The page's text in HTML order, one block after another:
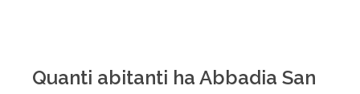
Quanti abitanti ha Abbadia San